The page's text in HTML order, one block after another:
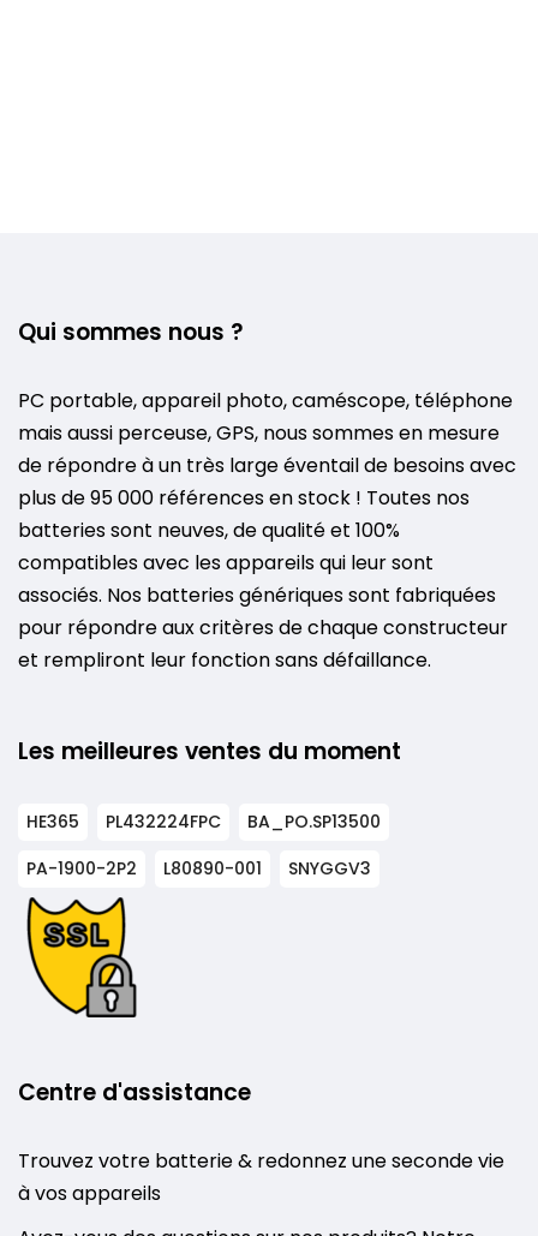
Qui sommes nous ?
PC portable, appareil photo, caméscope, téléphone
mais aussi perceuse, GPS, nous sommes en mesure
de répondre à un très large éventail de besoins avec
plus de 95 000 références en stock ! Toutes nos
batteries sont neuves, de qualité et 100%
compatibles avec les appareils qui leur sont
associés. Nos batteries génériques sont fabriquées
pour répondre aux critères de chaque constructeur
et rempliront leur fonction sans défaillance.
Les meilleures ventes du moment
HE365 PL432224FPC
BA_PO.SP13500
PA-1900-2P2
L80890-001 SNYGGV3
Centre d'assistance
Trouvez votre batterie & redonnez une seconde vie
à vos appareils